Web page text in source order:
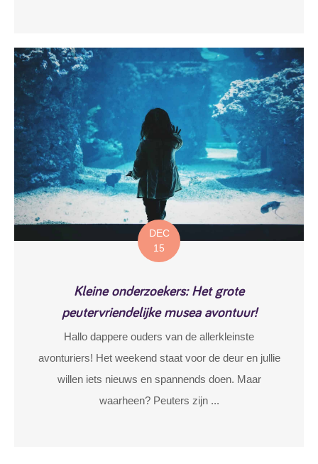
DEC
15
Kleine onderzoekers: Het grote
peutervriendelijke musea avontuur!
Hallo dappere ouders van de allerkleinste
avonturiers! Het weekend staat voor de deur en jullie
willen iets nieuws en spannends doen. Maar
waarheen? Peuters zijn ...